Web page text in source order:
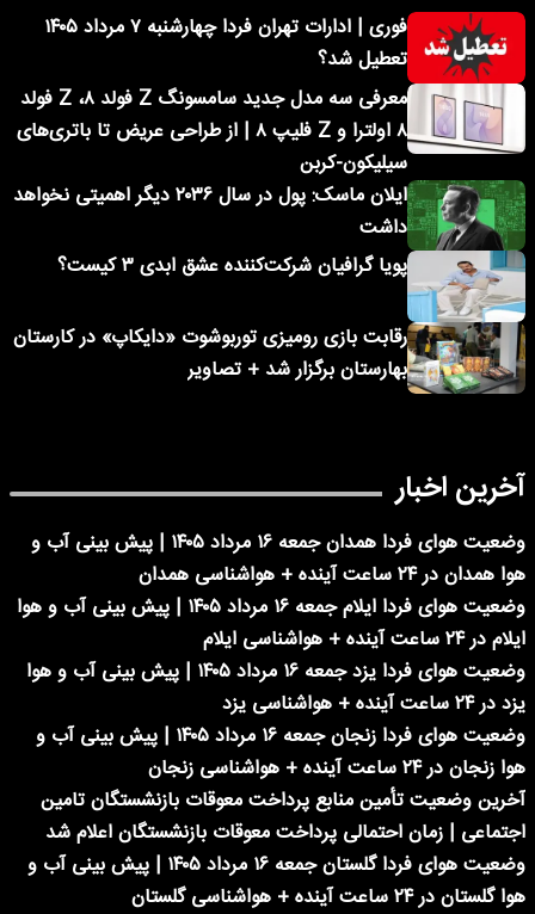
فوری | ادارات تهران فردا چهارشنبه ۷ مرداد ۱۴۰۵
تعطیل شد؟
معرفی سه مدل جدید سامسونگ Z فولد ۸، Z فولد
۸ اولترا و Z فلیپ ۸ | از طراحی عریض تا باتری‌های
سیلیکون-کربن
ایلان ماسک: پول در سال ۲۰۳۶ دیگر اهمیتی نخواهد
داشت
پویا گرافیان شرکت‌کننده عشق ابدی ۳ کیست؟
رقابت بازی رومیزی توربوشوت «دایکاپ» در کارستان
بهارستان برگزار شد + تصاویر
آخرین اخبار
وضعیت هوای فردا همدان جمعه ۱۶ مرداد ۱۴۰۵ | پیش بینی آب و
هوا همدان در ۲۴ ساعت آینده + هواشناسی همدان
وضعیت هوای فردا ایلام جمعه ۱۶ مرداد ۱۴۰۵ | پیش بینی آب و هوا
ایلام در ۲۴ ساعت آینده + هواشناسی ایلام
وضعیت هوای فردا یزد جمعه ۱۶ مرداد ۱۴۰۵ | پیش بینی آب و هوا
یزد در ۲۴ ساعت آینده + هواشناسی یزد
وضعیت هوای فردا زنجان جمعه ۱۶ مرداد ۱۴۰۵ | پیش بینی آب و
هوا زنجان در ۲۴ ساعت آینده + هواشناسی زنجان
آخرین وضعیت تأمین منابع پرداخت معوقات بازنشستگان تامین
اجتماعی | زمان احتمالی پرداخت معوقات بازنشستگان اعلام شد
وضعیت هوای فردا گلستان جمعه ۱۶ مرداد ۱۴۰۵ | پیش بینی آب و
هوا گلستان در ۲۴ ساعت آینده + هواشناسی گلستان